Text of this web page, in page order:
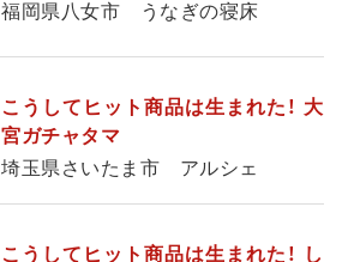
福岡県八女市 うなぎの寝床
こうしてヒット商品は生まれた！ 大
宮ガチャタマ
埼玉県さいたま市 アルシェ
こうしてヒット商品は生まれた！ し